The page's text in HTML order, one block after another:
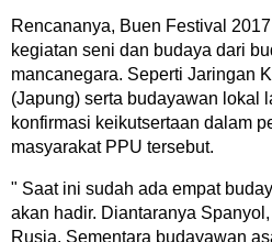
Rencananya, Buen Festival
kegiatan seni dan budaya dari
mancanegara. Seperti Jaringan
(Japung) serta budayawan lokal
konfirmasi keikutsertaan dalam
masyarakat PPU tersebut.
" Saat ini sudah ada empat
akan hadir. Diantaranya
Rusia. Sementara budayawan